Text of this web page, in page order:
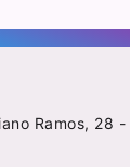
Ramos, 28